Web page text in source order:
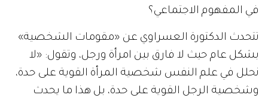
في المفهوم الاجتماعي؟
تتحدث الدكتورة العسراوي عن «مقومات الشخصية»
بشكل عام حيث لا فارق بين امرأة ورجل، وتقول: «لا
نحلل في علم النفس شخصية المرأة القوية على حدة،
وشخصية الرجل القوية على حدة، بل هذا ما يحدث